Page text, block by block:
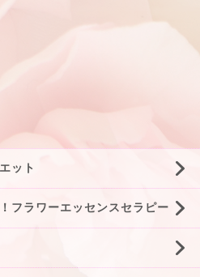
ット
フラワーエッセンスセラピー